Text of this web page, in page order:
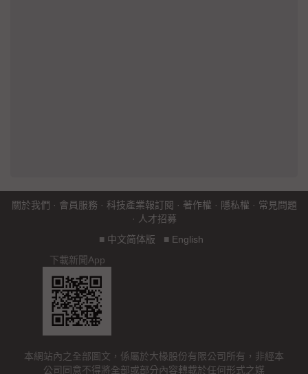
關於我們 · 會員服務 · 科技產業報訂閱 · 著作權 · 隱私權 · 常見問題
· 人才招募
■ 中文简体版 ■ English
下載新聞App
本網站內之全部圖文，係屬於大椽股份有限公司所有，非經本
公司同意不得將全部或部分內容轉載於任何形式之媒